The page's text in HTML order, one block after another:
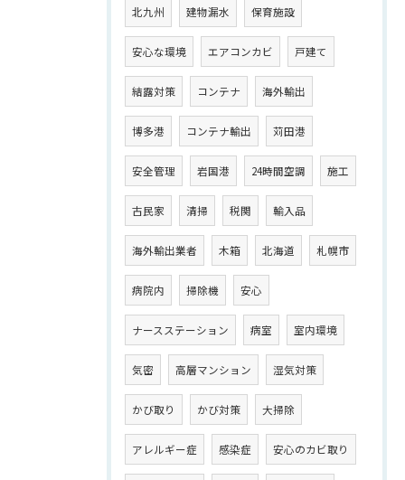
北九州 建物漏水 保育施設
安心な環境 エアコンカビ 戸建て
結露対策 コンテナ 海外輸出
博多港 コンテナ輸出 苅田港
安全管理 岩国港 24時間空調 施工
古民家 清掃 税関 輸入品
海外輸出業者 木箱 北海道 札幌市
病院内 掃除機 安心
ナースステーション 病室 室内環境
気密 高層マンション 湿気対策
かび取り かび対策 大掃除
アレルギー症 感染症 安心のカビ取り